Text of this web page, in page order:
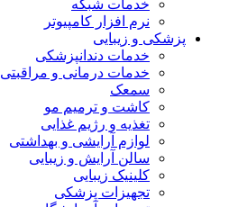
خدمات شبکه
نرم افزار کامپیوتر
پزشکی و زیبایی
خدمات دندانپزشکی
خدمات درمانی و مراقبتی
سمعک
کاشت و ترمیم مو
تغذیه و رژیم غذایی
لوازم آرایشی و بهداشتی
سالن آرایش و زیبایی
کلینیک زیبایی
تجهیزات پزشکی